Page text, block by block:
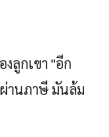
ลูกเขา "อีก
านภาษี มันล้ม